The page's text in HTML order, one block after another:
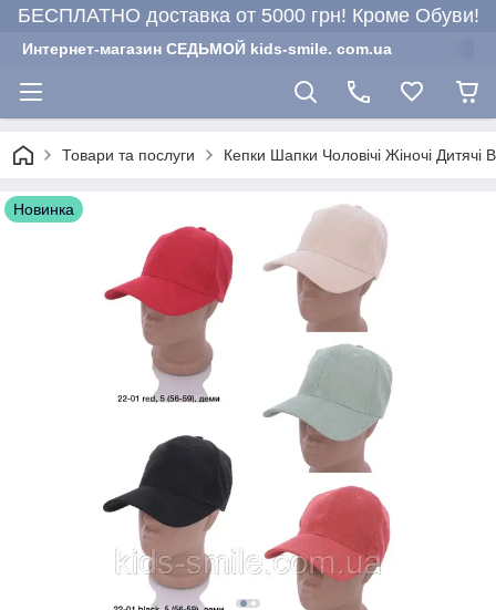
БЕСПЛАТНО доставка от 5000 грн! Кроме Обуви!
Интернет-магазин СЕДЬМОЙ kids-smile. com.ua
Товари та послуги Кепки Шапки Чоловічі Жіночі Дитячі
Новинка